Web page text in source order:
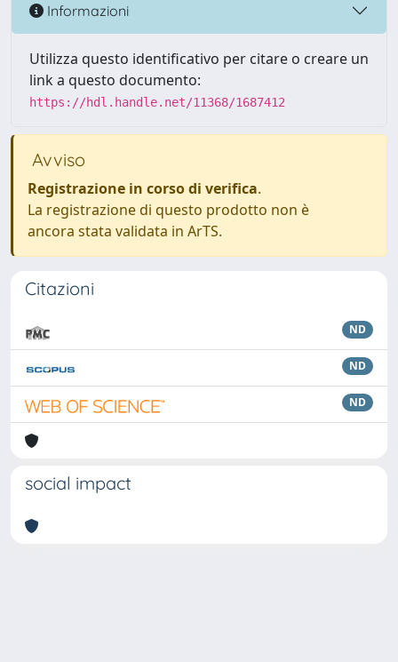
Informazioni
Utilizza questo identificativo per citare o creare un
link a questo documento:
https://hdl.handle.net/11368/1687412
Avviso
Registrazione in corso di verifica.
La registrazione di questo prodotto non è
ancora stata validata in ArTS.
Citazioni
ND
ND
ND
social impact